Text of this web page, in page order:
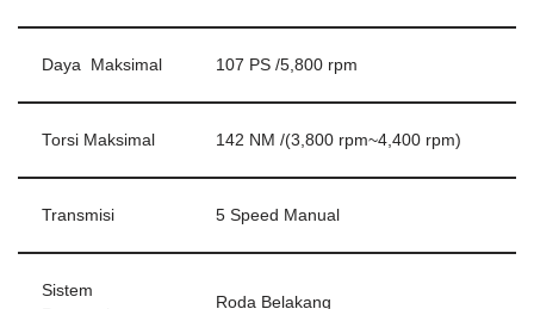
Daya Maksimal 107 PS /5,800 rpm
Torsi Maksimal 142 NM /(3,800 rpm~4,400 rpm)
Transmisi 5 Speed Manual
Sistem
Roda Belakang